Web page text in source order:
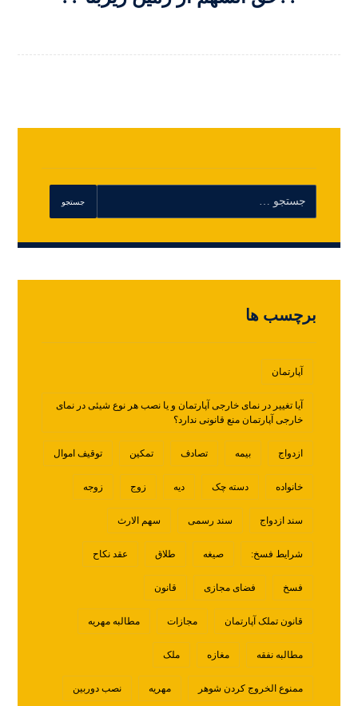
برچسب ها
آپارتمان
آیا تغییر در نمای خارجی آپارتمان و یا نصب هر نوع شیئی در نمای
خارجی آپارتمان منع قانونی ندارد؟
ازدواج بیمه تصادف تمکین توقیف اموال
خانواده دسته چک دیه زوج زوجه
سند ازدواج سند رسمی سهم الارث
شرایط فسخ: صیغه طلاق عقد نکاح
فسخ فضای مجازی قانون
قانون تملک آپارتمان مجازات مطالبه مهریه
مطالبه نفقه مغازه ملک
ممنوع الخروج کردن شوهر مهریه نصب دوربین